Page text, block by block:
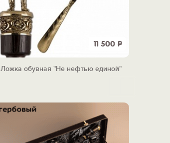
11 500 Р
Ложка обувная "Не нефтью единой"